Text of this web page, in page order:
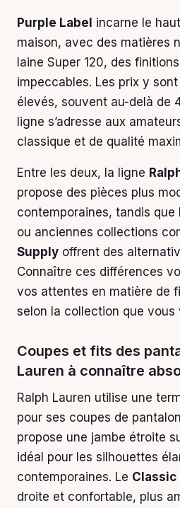
Purple Label incarne le
maison, avec des matières
laine Super 120, des
impeccables. Les prix y
élevés, souvent au-delà de
ligne s’adresse aux
classique et de qualité
Entre les deux, la ligne
propose des pièces plus
contemporaines, tandis
ou anciennes collections
Supply offrent des
Connaître ces différences
vos attentes en matière de
selon la collection que vous
Coupes et fits des
Lauren à connaître
Ralph Lauren utilise une
pour ses coupes de
propose une jambe étroite
idéal pour les silhouettes
contemporaines. Le Classic
droite et confortable, plus